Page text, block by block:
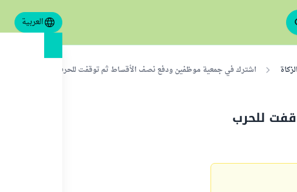
العربية
اشترك في جمعية موظفين ودفع نصف الأقساط ثم توقفت للحرب فهل عليه زكاة
للحرب